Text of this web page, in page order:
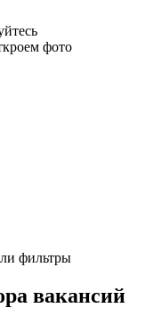
фото
фильтры
вакансий